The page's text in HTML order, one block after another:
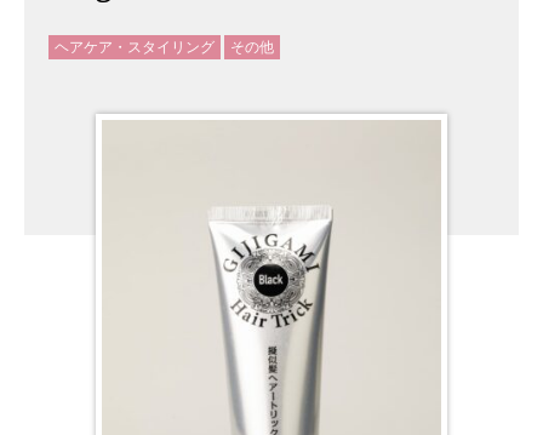
ヘアケア・スタイリング その他